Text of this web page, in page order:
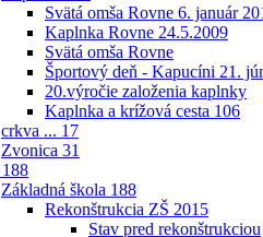
Svätá omša Rovne 6. január
Kaplnka Rovne 24.5.2009
Svätá omša Rovne
Športový deň - Kapucíni 21.
20.výročie založenia kaplnky
Kaplnka a krížová cesta 106
crkva ... 17
Zvonica 31
188
Základná škola 188
Rekonštrukcia ZŠ 2015
Stav pred rekonštrukciou